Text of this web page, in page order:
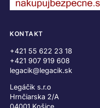
KONTAKT
+421 55 622 23 18
+421 907 919 608
legacik@legacik.sk
Legáčik s.r.o
Hrnčiarska 2/A
04001 Košice